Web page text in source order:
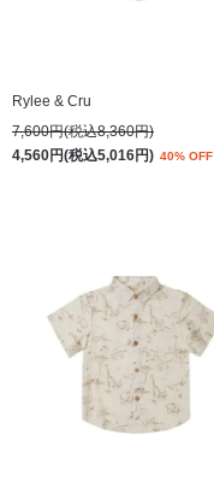
Rylee & Cru
7,600円(税込8,360円)
4,560円(税込5,016円) 40% OFF